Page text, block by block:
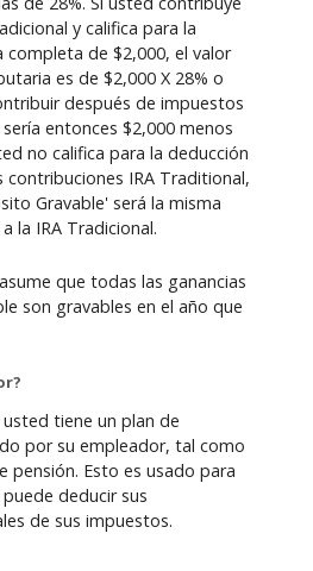
y califica para la
de $2,000, el valor
es de $2,000 X 28% o
después de impuestos
entonces $2,000 menos
no califica para la deducción
contribuciones IRA Traditional,
Gravable' será la misma
la IRA Tradicional.
que todas las ganancias
son gravables en el año que
usted tiene un plan de
por su empleador, tal como
pensión. Esto es usado para
deducir sus
de sus impuestos.